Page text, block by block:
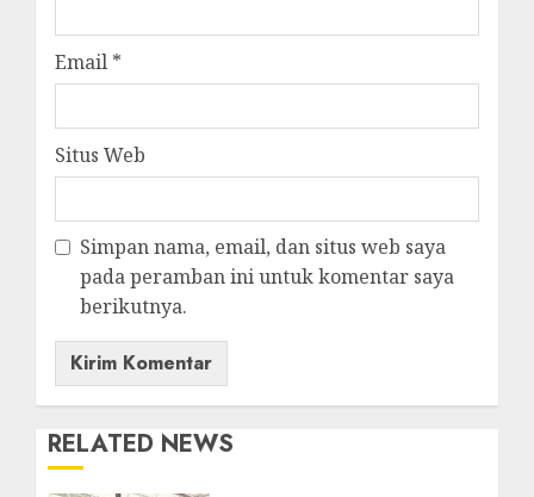
Email *
Situs Web
Simpan nama, email, dan situs web saya
pada peramban ini untuk komentar saya
berikutnya.
RELATED NEWS